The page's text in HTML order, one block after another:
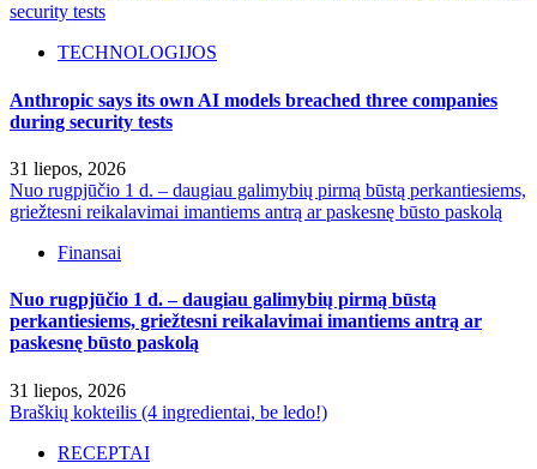
security tests
TECHNOLOGIJOS
Anthropic says its own AI models breached three companies
during security tests
31 liepos, 2026
Nuo rugpjūčio 1 d. – daugiau galimybių pirmą būstą perkantiesiems,
griežtesni reikalavimai imantiems antrą ar paskesnę būsto paskolą
Finansai
Nuo rugpjūčio 1 d. – daugiau galimybių pirmą būstą
perkantiesiems, griežtesni reikalavimai imantiems antrą ar
paskesnę būsto paskolą
31 liepos, 2026
Braškių kokteilis (4 ingredientai, be ledo!)
RECEPTAI